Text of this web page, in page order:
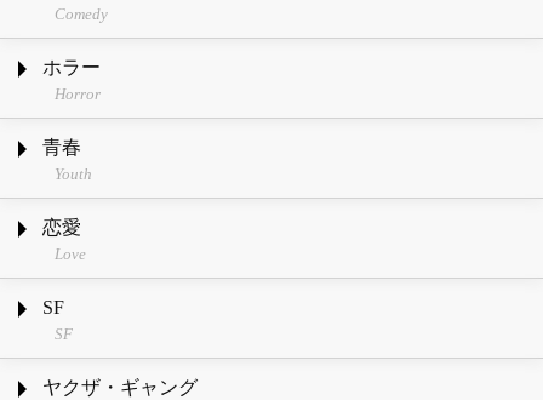
Comedy
ホラー
Horror
青春
Youth
恋愛
Love
SF
SF
ヤクザ・ギャング